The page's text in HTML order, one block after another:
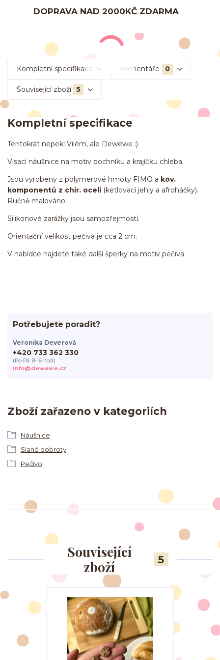
DOPRAVA NAD 2000KČ ZDARMA
Kompletní specifikace Komentáře 0
Související zboží 5
Kompletní specifikace
Tentokrát nepekl Vilém, ale Dewewe :)
Visací náušnice na motiv bochníku a krajíčku chleba.
Jsou vyrobeny z polymerové hmoty FIMO a kov.
komponentů z chir. oceli (ketlovací jehly a afroháčky).
Ručně malováno.
Silikonové zarážky jsou samozřejmostí.
Orientační velikost pečiva je cca 2 cm.
V nabídce najdete také další šperky na motiv pečiva.
Zboží zařazeno v kategoriích
Náušnice
Slané dobroty
Pečivo
Potřebujete poradit?
Veronika Deverová
+420 733 362 330
(Po-Pá, 8-16 hod.)
info@dewewe.cz
Související
zboží
5